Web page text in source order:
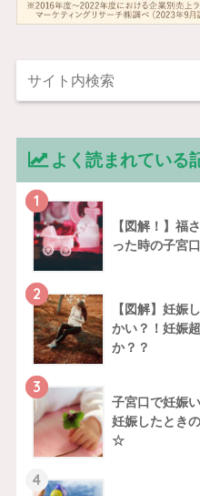
よく読まれている
1
【図解！】福
った時の子宮
2
【図解】妊娠
かい？！妊娠
か？？
3
子宮口で妊娠
妊娠したとき
☆
4